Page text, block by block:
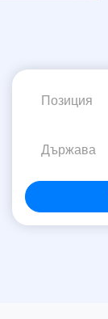
Позиция
Държава